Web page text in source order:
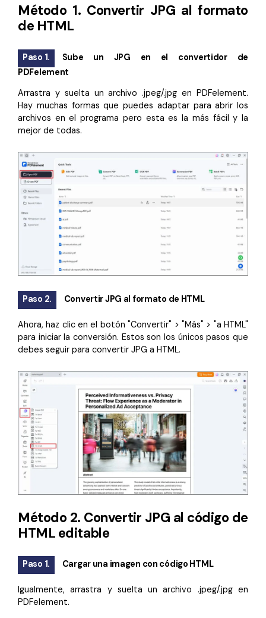
Método 1. Convertir JPG al formato
de HTML
Paso 1.
Sube un JPG en el convertidor de
PDFelement
Arrastra y suelta un archivo .jpeg/.jpg en PDFelement.
Hay muchas formas que puedes adaptar para abrir los
archivos en el programa pero esta es la más fácil y la
mejor de todas.
Paso 2. Convertir JPG al formato de HTML
Ahora, haz clic en el botón "Convertir" > "Más" > "a HTML"
para iniciar la conversión. Estos son los únicos pasos que
debes seguir para convertir JPG a HTML.
Método 2. Convertir JPG al código de
HTML editable
Paso 1. Cargar una imagen con código HTML
Igualmente, arrastra y suelta un archivo .jpeg/.jpg en
PDFelement.